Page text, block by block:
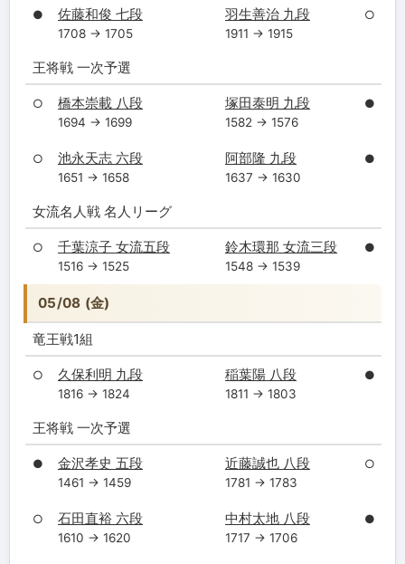
● 佐藤和俊 七段
1708 → 1705
羽生善治 九段
1911 → 1915
○
王将戦 一次予選
○ 橋本崇載 八段
1694 → 1699
塚田泰明 九段
1582 → 1576
●
○ 池永天志 六段
1651 → 1658
阿部隆 九段
1637 → 1630
●
女流名人戦 名人リーグ
○ 千葉涼子 女流五段
1516 → 1525
鈴木環那 女流三段
1548 → 1539
●
05/08 (金)
竜王戦1組
○ 久保利明 九段
1816 → 1824
稲葉陽 八段
1811 → 1803
●
王将戦 一次予選
● 金沢孝史 五段
1461 → 1459
近藤誠也 八段
1781 → 1783
○
○ 石田直裕 六段
1610 → 1620
中村太地 八段
1717 → 1706
●